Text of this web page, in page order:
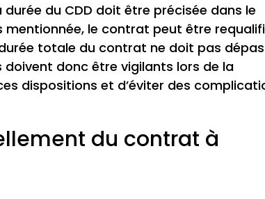
du CDD doit être précisée dans le
le contrat peut être
durée totale du contrat ne doit pas
doivent donc être vigilants lors de la
dispositions et d’éviter des
du contrat à